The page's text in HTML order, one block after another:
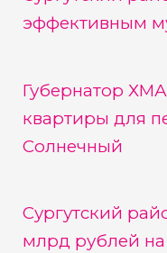
эффективным
Губернатор
квартиры для
Солнечный
Сургутский
млрд рублей